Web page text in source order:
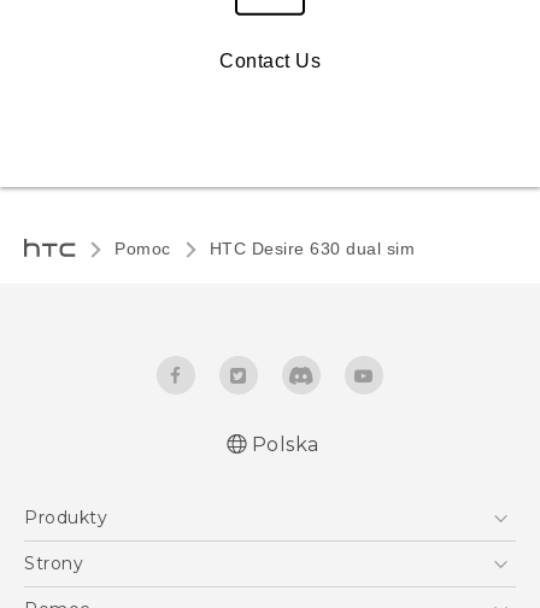
Contact Us
Pomoc HTC Desire 630 dual sim‎
Polish - Wytyczne dotyczące bezpieczeństwa i
Polska
Produkty
Smartfony
Strony